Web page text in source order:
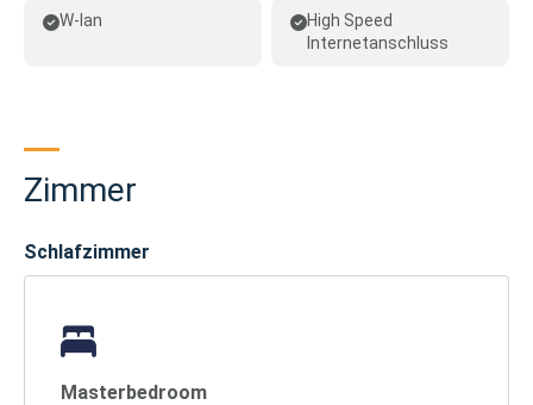
W-lan
High Speed
Internetanschluss
Zimmer
Schlafzimmer
Masterbedroom